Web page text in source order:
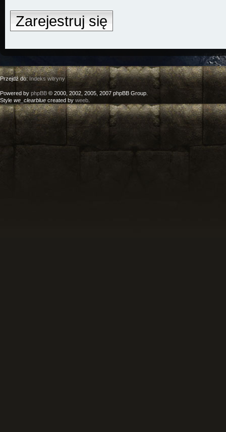
Zarejestruj się
Przejdź do:Indeks witryny
Powered by phpBB © 2000, 2002, 2005, 2007 phpBB Group.
Style we_clearblue created by weeb